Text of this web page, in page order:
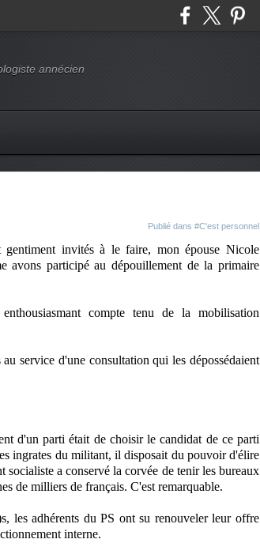
annécien
Publié dans #C'est personnel
invités à le faire, mon épouse Nicole
avons participé au dépouillement de la primaire
compte tenu de la mobilisation
service d'une consultation qui les dépossédaient
d'un parti était de choisir le candidat de ce parti
ingrates du militant, il disposait du pouvoir d'élire
a conservé la corvée de tenir les bureaux
de milliers de français. C'est remarquable.
les adhérents du PS ont su renouveler leur offre
interne.